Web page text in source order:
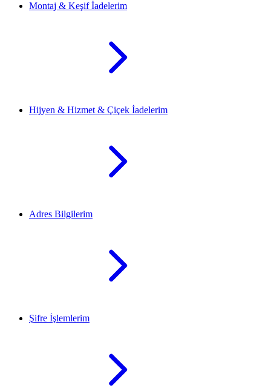
Montaj & Keşif İadelerim
Hijyen & Hizmet & Çiçek İadelerim
Adres Bilgilerim
Şifre İşlemlerim